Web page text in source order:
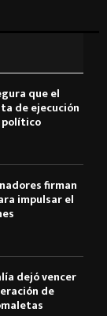
que el
de ejecución
político
firman
impulsar el
dejó vencer
de